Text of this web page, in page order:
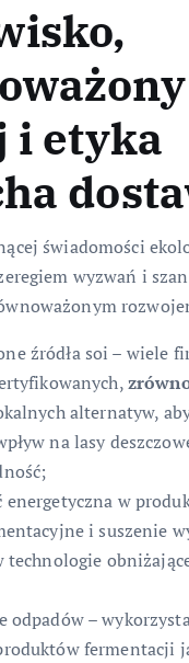
i etyka
świadomości
wyzwań i
źródła soi – wiele
alternatyw,
na lasy
energetyczna w
i suszenie
odpadów –
fermentacji